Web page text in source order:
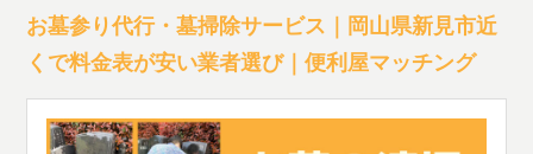
お墓参り代行・墓掃除サービス｜岡山県新見市近
くで料金表が安い業者選び｜便利屋マッチング